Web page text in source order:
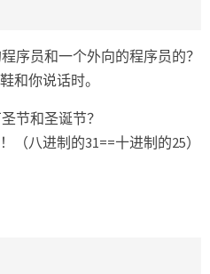
序员和一个外向的程序员的？
和你说话时。
节和圣诞节？
（八进制的31==十进制的25）